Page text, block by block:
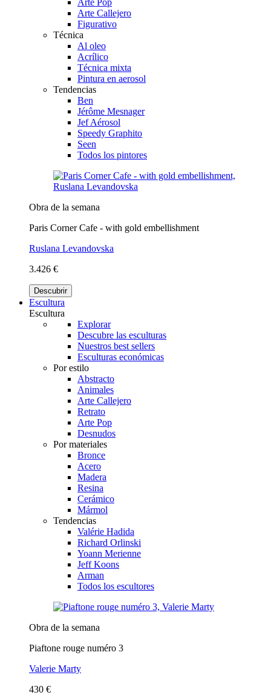
Arte Callejero
Figurativo
Técnica
Al oleo
Acrílico
Técnica mixta
Pintura en aerosol
Tendencias
Ben
Jérôme Mesnager
Jef Aérosol
Speedy Graphito
Seen
Todos los pintores
Obra de la semana
Paris Corner Cafe - with gold embellishment
Ruslana Levandovska
3.426 €
Descubrir
Escultura
Escultura
Explorar
Descubre las esculturas
Nuestros best sellers
Esculturas económicas
Por estilo
Abstracto
Animales
Arte Callejero
Retrato
Arte Pop
Desnudos
Por materiales
Bronce
Acero
Madera
Resina
Cerámico
Mármol
Tendencias
Valérie Hadida
Richard Orlinski
Yoann Merienne
Jeff Koons
Arman
Todos los escultores
Obra de la semana
Piaftone rouge numéro 3
Valerie Marty
430 €